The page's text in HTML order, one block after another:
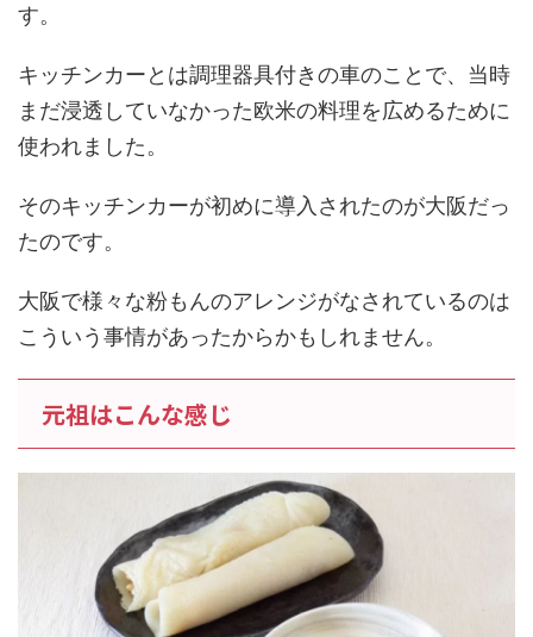
す。
キッチンカーとは調理器具付きの車のことで、当時
まだ浸透していなかった欧米の料理を広めるために
使われました。
そのキッチンカーが初めに導入されたのが大阪だっ
たのです。
大阪で様々な粉もんのアレンジがなされているのは
こういう事情があったからかもしれません。
元祖はこんな感じ